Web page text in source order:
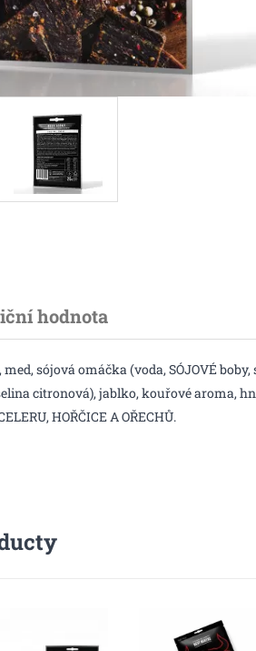
hodnota
sójová omáčka (voda, SÓJOVÉ
citronová), jablko, kouřové aroma,
HOŘČICE A OŘECHŮ.